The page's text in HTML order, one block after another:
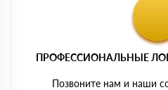
ПРОФЕССИОНАЛЬНЫЕ
Позвоните нам и наши